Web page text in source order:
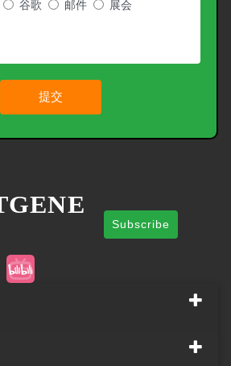
谷歌 邮件
展会
提交
Subscribe